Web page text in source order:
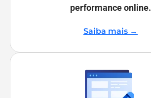
performance online.
Saiba mais →